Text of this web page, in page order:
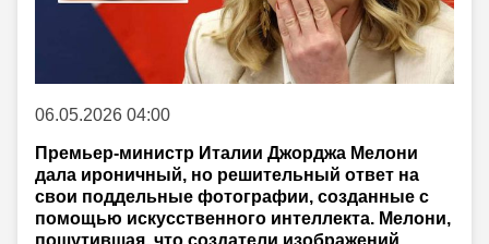
06.05.2026 04:00
Премьер-министр Италии Джорджа Мелони
дала ироничный, но решительный ответ на
свои поддельные фотографии, созданные с
помощью искусственного интеллекта. Мелони,
пошутившая, что создатели изображений